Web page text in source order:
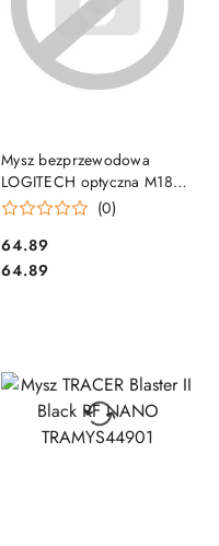
Mysz bezprzewodowa
LOGITECH optyczna M185
czarno-szara 910-002238
(0)
Cena:
64.89
Cena:
64.89
DO KOSZYKA